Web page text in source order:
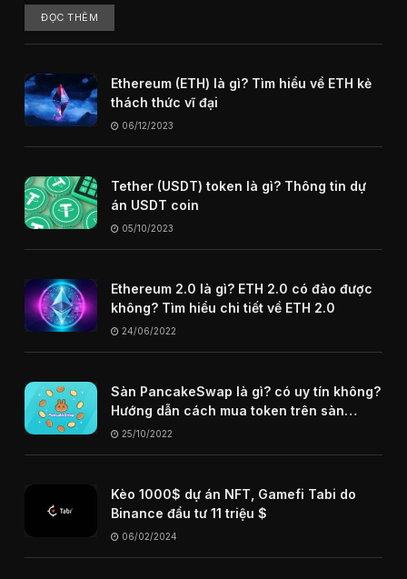
ĐỌC THÊM
Ethereum (ETH) là gì? Tìm hiểu về ETH kẻ
thách thức vĩ đại
06/12/2023
Tether (USDT) token là gì? Thông tin dự
án USDT coin
05/10/2023
Ethereum 2.0 là gì? ETH 2.0 có đào được
không? Tìm hiểu chi tiết về ETH 2.0
24/06/2022
Sàn PancakeSwap là gì? có uy tín không?
Hướng dẫn cách mua token trên sàn
PancakeSwap
25/10/2022
Kèo 1000$ dự án NFT, Gamefi Tabi do
Binance đầu tư 11 triệu $
06/02/2024